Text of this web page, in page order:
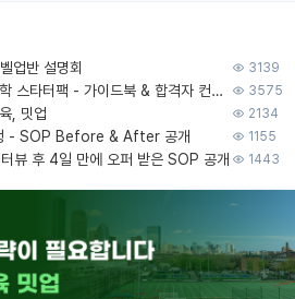
업반 설명회 3139
[무료] 2026 미국 대학원 유학 스타터팩 - 가이드북 & 합격자 컨택메일 템플릿 3575
, 밋업 2134
- SOP Before & After 공개 1155
뷰 후 4일 만에 오퍼 받은 SOP 공개 1443